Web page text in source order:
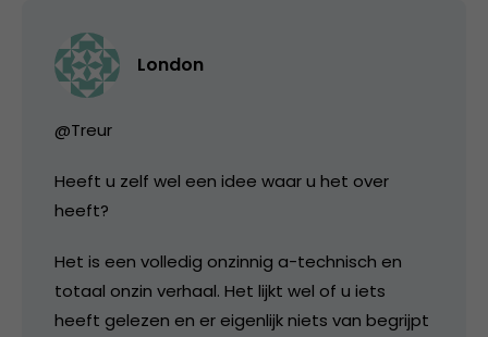
London
@Treur
Heeft u zelf wel een idee waar u het over
heeft?
Het is een volledig onzinnig a-technisch en
totaal onzin verhaal. Het lijkt wel of u iets
heeft gelezen en er eigenlijk niets van begrijpt